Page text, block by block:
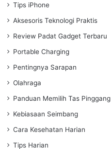
Tips iPhone
Aksesoris Teknologi Praktis
Review Padat Gadget Terbaru
Portable Charging
Pentingnya Sarapan
Olahraga
Panduan Memilih Tas Pinggang
Kebiasaan Seimbang
Cara Kesehatan Harian
Tips Harian